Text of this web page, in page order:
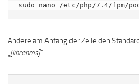
sudo nano /etc/php/7.4/fpm/
Ändere am Anfang der Zeile den
„[librenms]“.